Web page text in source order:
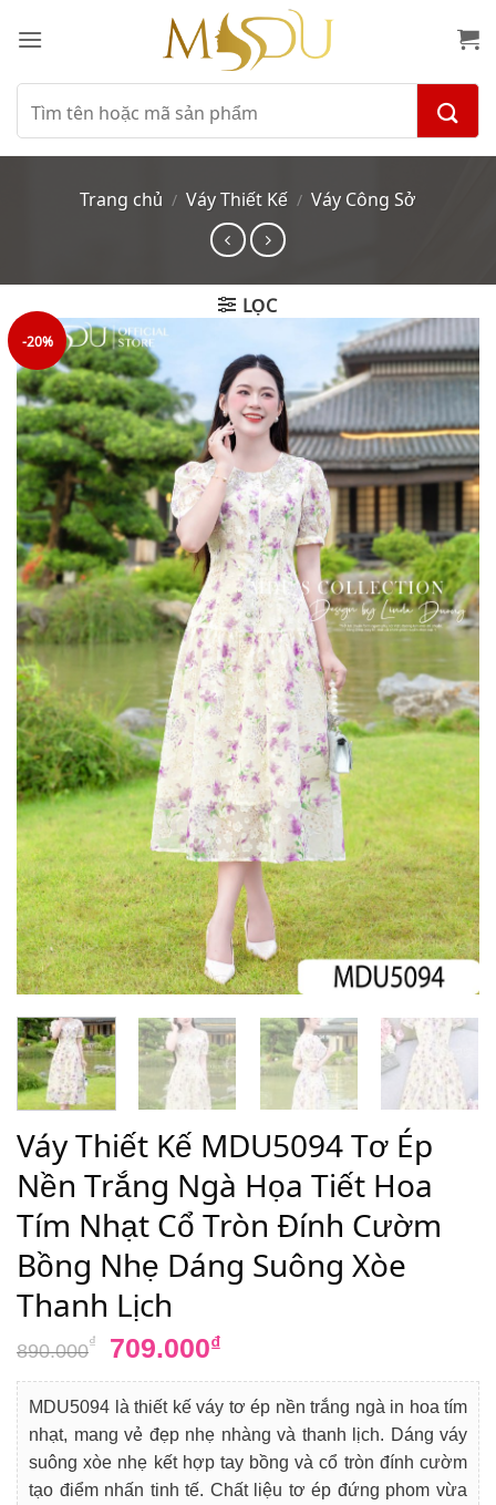
qua
dungTìm
kiếm:
Trang chủ / Váy Thiết Kế / Váy Công Sở
LỌC
-20%
Váy Thiết Kế MDU5094 Tơ Ép
Nền Trắng Ngà Họa Tiết Hoa
Tím Nhạt Cổ Tròn Đính Cườm
Bồng Nhẹ Dáng Suông Xòe
Thanh Lịch
890.000₫
Giá
là:
890.000₫.
709.000₫
tại
là:
709.000₫.
MDU5094 là thiết kế váy tơ ép nền trắng ngà in hoa tím
nhạt, mang vẻ đẹp nhẹ nhàng và thanh lịch. Dáng váy
suông xòe nhẹ kết hợp tay bồng và cổ tròn đính cườm
tạo điểm nhấn tinh tế. Chất liệu tơ ép đứng phom vừa